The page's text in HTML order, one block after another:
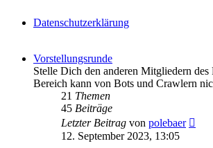
Datenschutzerklärung
Vorstellungsrunde
Stelle Dich den anderen Mitgliedern des
Bereich kann von Bots und Crawlern
21 Themen
45 Beiträge
Letzter Beitrag von polebaer
12. September 2023, 13:05